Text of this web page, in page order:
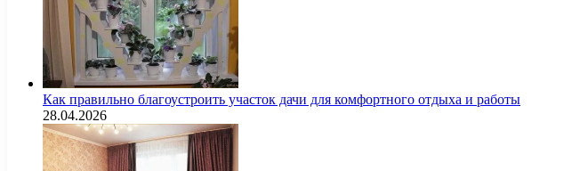
Как правильно благоустроить участок дачи для комфортного отдыха и работы
28.04.2026